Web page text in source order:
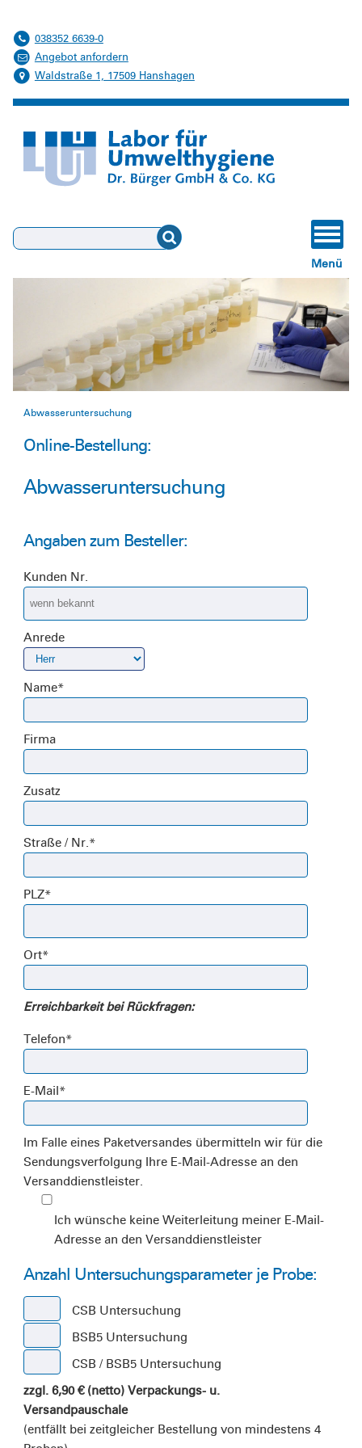
038352 6639-0
Angebot anfordern
Waldstraße 1, 17509 Hanshagen
Suchen
Menü
Abwasseruntersuchung
Online-Bestellung:
Abwasseruntersuchung
Angaben zum Besteller:
Kunden Nr.
Anrede
Name*
Firma
Zusatz
Straße / Nr.*
PLZ*
Ort*
Erreichbarkeit bei Rückfragen:
Telefon*
E-Mail*
Im Falle eines Paketversandes übermitteln wir für die
Sendungsverfolgung Ihre E-Mail-Adresse an den
Versanddienstleister.
Ich wünsche keine Weiterleitung meiner E-Mail-
Adresse an den Versanddienstleister
Anzahl Untersuchungsparameter je Probe:
CSB Untersuchung
BSB5 Untersuchung
CSB / BSB5 Untersuchung
zzgl. 6,90 € (netto) Verpackungs- u.
Versandpauschale
(entfällt bei zeitgleicher Bestellung von mindestens 4